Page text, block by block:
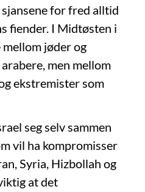
for fred alltid
fiender. I Midtøsten i
jøder og
men mellom
ekstremister som
seg selv sammen
vil ha kompromisser
Syria, Hizbollah og
at det